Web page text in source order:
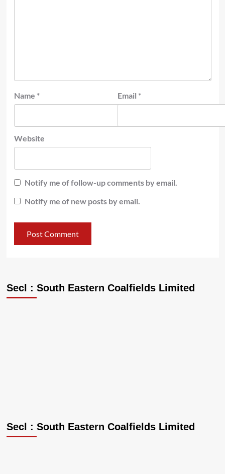
Name * Email *
Website
Notify me of follow-up comments by email.
Notify me of new posts by email.
Secl : South Eastern Coalfields Limited
Secl : South Eastern Coalfields Limited